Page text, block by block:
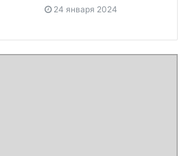
24 января 2024